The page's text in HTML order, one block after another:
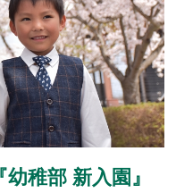
稚部 新入園』